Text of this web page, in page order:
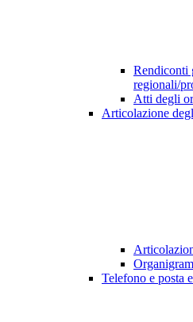
Rendiconti
regionali/
Atti degli
Articolazione
Telefono e posta